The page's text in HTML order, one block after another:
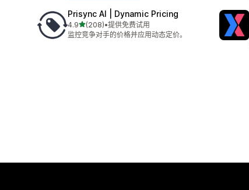
Prisync AI | Dynamic Pricing
4.9星（满分 5 星）
(208)
总共 208 条评论
•提供免费试用
监控竞争对手的价格并应用动态定价。